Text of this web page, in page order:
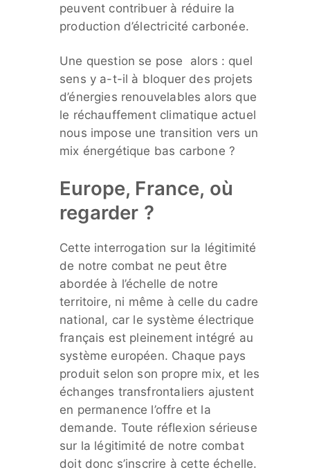
peuvent contribuer à réduire la
production d’électricité carbonée.
Une question se pose alors : quel
sens y a-t-il à bloquer des projets
d’énergies renouvelables alors que
le réchauffement climatique actuel
nous impose une transition vers un
mix énergétique bas carbone ?
Europe, France, où
regarder ?
Cette interrogation sur la légitimité
de notre combat ne peut être
abordée à l’échelle de notre
territoire, ni même à celle du cadre
national, car le système électrique
français est pleinement intégré au
système européen. Chaque pays
produit selon son propre mix, et les
échanges transfrontaliers ajustent
en permanence l’offre et la
demande. Toute réflexion sérieuse
sur la légitimité de notre combat
doit donc s’inscrire à cette échelle.